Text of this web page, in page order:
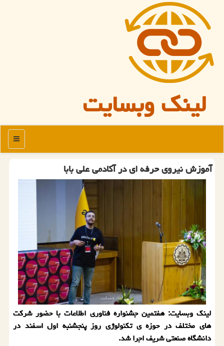
لینک وبسایت
منو
آموزش نیروی حرفه ای در آكادمی علی بابا
لینك وبسایت: هفتمین جشنواره فناوری اطلاعات با حضور شركت
های مختلف در حوزه ی تكنولوژی روز پنجشنبه اول اسفند در
دانشگاه صنعتی شریف اجرا شد.